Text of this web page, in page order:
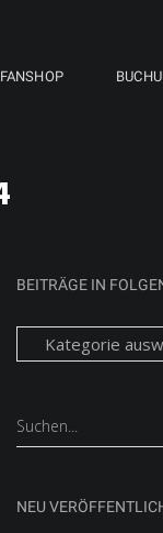
FANSHOP
BEITRÄGE IN
Beiträge
in
Kategorien
Search
for:
NEU